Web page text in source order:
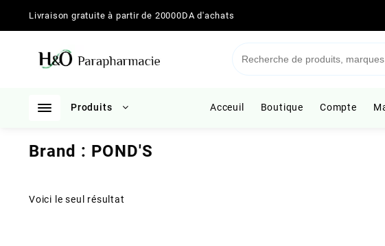
Livraison gratuite à partir de 20000DA d'achats
Produits Acceuil Boutique Compte
Brand : POND'S
Voici le seul résultat